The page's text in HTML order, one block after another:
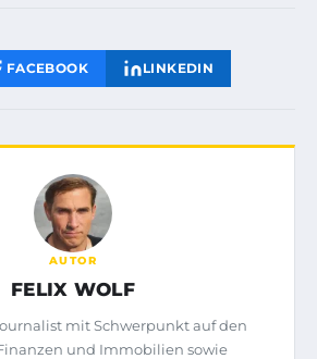
FACEBOOK LINKEDIN
AUTOR
FELIX WOLF
mit Schwerpunkt auf den
und Immobilien sowie